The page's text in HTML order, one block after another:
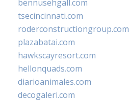
bennusehgall.com
tsecincinnati.com
roderconstructiongroup.com
plazabatai.com
hawkscayresort.com
hellonquads.com
diarioanimales.com
decogaleri.com